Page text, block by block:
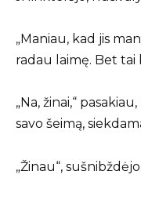
„Maniau, kad jis
radau laimę. Bet tai
„Na, žinai,“
savo šeimą,
„Žinau“, sušnibždėjo